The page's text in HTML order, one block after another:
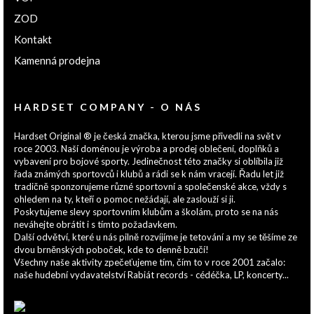
ZOD
Kontakt
Kamenná prodejna
HARDSET COMPANY - O NÁS
Hardset Original ® je česká značka, kterou jsme přivedli na svět v
roce 2003. Naší doménou je výroba a prodej oblečení, doplňků a
vybavení pro bojové sporty. Jedinečnost této značky si oblíbila již
řada známých sportovců i klubů a rádi se k nám vracejí. Řadu let již
tradičně sponzorujeme různé sportovní a společenské akce, vždy s
ohledem na ty, kteří o pomoc nežádají, ale zaslouží si ji.
Poskytujeme slevy sportovním klubům a školám, proto se na nás
neváhejte obrátit i s tímto požadavkem.
Další odvětví, které u nás pilně rozvíjíme je tetování a my se těšíme ze
dvou brněnských poboček, kde to denně bzučí!
Všechny naše aktivity zpečeťujeme tím, čím to v roce 2001 začalo:
naše hudební vydavatelství Rabiát records - cédéčka, LP, koncerty...